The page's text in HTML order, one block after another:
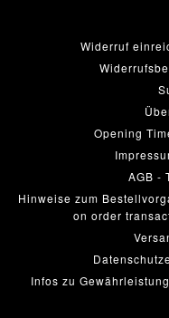
Widerruf
Opening
AGB -
Hinweise zum
on order
Infos zu